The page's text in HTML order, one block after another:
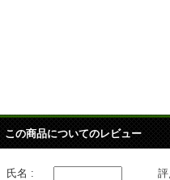
この商品についてのレビュー
氏名 :